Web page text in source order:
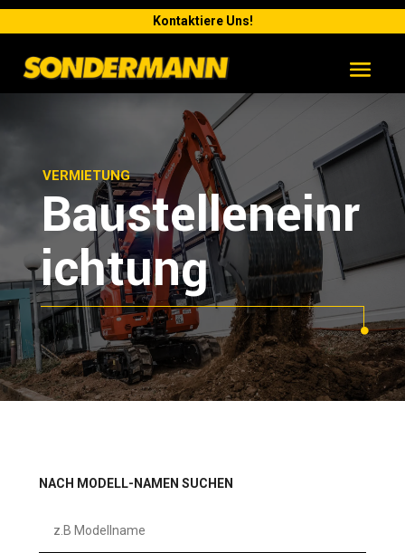
Kontaktiere Uns!
VERMIETUNG
Baustelleneinr
ichtung
NACH MODELL-NAMEN SUCHEN